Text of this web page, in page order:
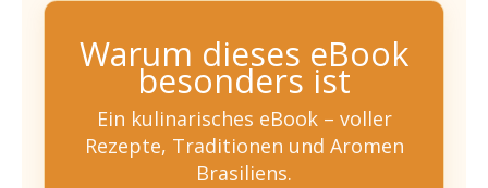
Warum dieses eBook
besonders ist
Ein kulinarisches eBook – voller
Rezepte, Traditionen und Aromen
Brasiliens.